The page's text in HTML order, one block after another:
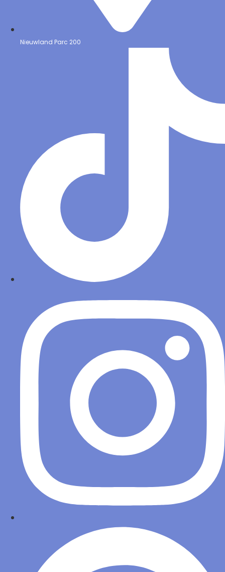
Nieuwland Parc 200